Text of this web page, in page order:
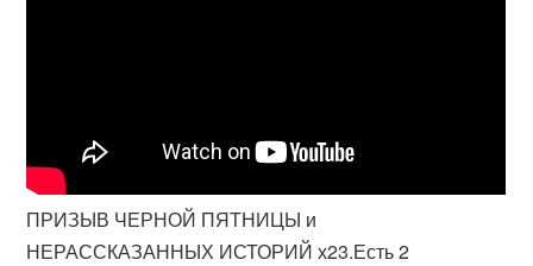
ПРИЗЫВ ЧЕРНОЙ ПЯТНИЦЫ и
НЕРАССКАЗАННЫХ ИСТОРИЙ х23.Есть 2